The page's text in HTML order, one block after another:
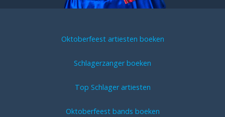
Oktoberfeest artiesten boeken
Schlagerzanger boeken
Top Schlager artiesten
Oktoberfeest bands boeken